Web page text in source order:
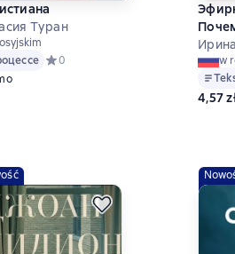
Туран
Средний рейтинг 0 на основе 0
0
не
w
4,57